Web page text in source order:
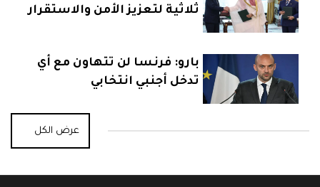
ثلاثية لتعزيز الأمن والاستقرار
بارو: فرنسا لن تتهاون مع أي
تدخل أجنبي انتخابي
عرض الكل